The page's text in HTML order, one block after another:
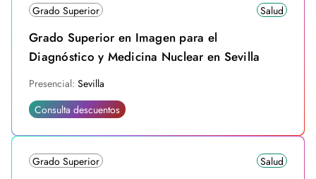
Grado Superior Salud
Grado Superior en Imagen para el
Diagnóstico y Medicina Nuclear en Sevilla
Presencial: Sevilla
Consulta descuentos
Grado Superior Salud